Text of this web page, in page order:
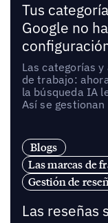
Tus
Google no
Las categorías
de trabajo:
la búsqueda IA
Así se
Blogs
Las marcas de
Gestión de
Las reseñas